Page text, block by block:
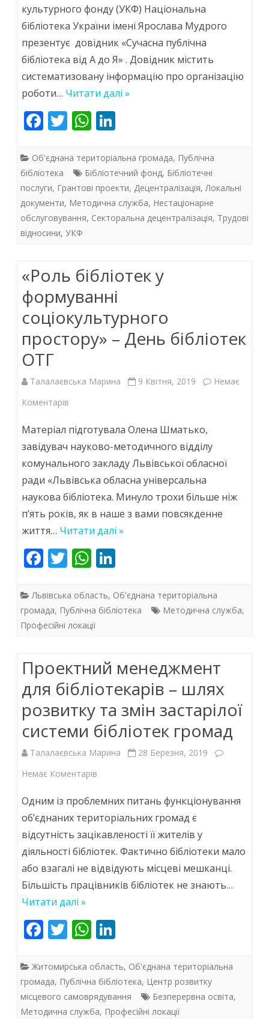
публічна
бібліотека
від
до
Я”
культурного фонду (УКФ) Національна
бібліотека України імені Ярослава Мудрого
презентує довідник «Сучасна публічна
бібліотека від А до Я» . Довідник містить
систематизовану інформацію про організацію
роботи… Читати далі »
F
e
b
o
o
k
T
itt
er
W
at
s
A
p
k
e
dI
n
Об'єднана територіальна громада, Публічна
бібліотека
Бібліотечний фонд, Бібліотечні
послуги, Грантові проекти, Децентралізація,Локальні
документи, Методична служба, Нестаціонарне
обслуговування, Секторальна децентралізація, Трудові
відносини, УКФ
«Роль бібліотек у
формуванні
соціокультурного
простору» – День бібліотек
ОТГ
Талалаєвська Марина 9 Квітня, 2019
Немає
Коментарів
бібліотек
у
формуванні
простору»
–
День
бібліотек
ОТГ
Матеріал підготувала Олена Шматько,
завідувач науково-методичного відділу
комунального закладу Львівської обласної
ради «Львівська обласна універсальна
наукова бібліотека. Минуло трохи більше ніж
п’ять років, як в наше з вами повсякденне
життя… Читати далі »
F
e
b
o
k
T
itt
er
W
at
s
A
p
k
e
Львівська область, Об'єднана територіальна
громада, Публічна бібліотека Методична служба,
Професійні локації
Проектний менеджмент
для бібліотекарів – шлях
розвитку та змін застарілої
системи бібліотек громад
Талалаєвська Марина
28 Березня, 2019
Немає Коментарів
менеджмент
для
бібліотекарів
розвитку
та
змін
застарілої
системи
Одним із проблемних питань функціонування
об’єднаних територіальних громад є
відсутність зацікавленості її жителів у
діяльності бібліотек. Фактично бібліотеки мало
або взагалі не відвідують місцеві мешканці.
Більшість працівників бібліотек не знають…
Читати далі »
F
e
b
o
T
itt
er
W
at
s
A
k
e
dI
Житомирська область, Об'єднана територіальна
громада, Публічна бібліотека, Центр розвитку
місцевого самоврядування
Безперервна освіта,
Методична служба, Професійні локації